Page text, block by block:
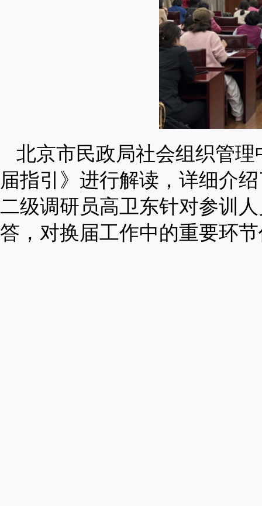
北京市民政局社会组织管
届指引》进行解读，详细介
二级调研员高卫东针对参训
答，对换届工作中的重要环